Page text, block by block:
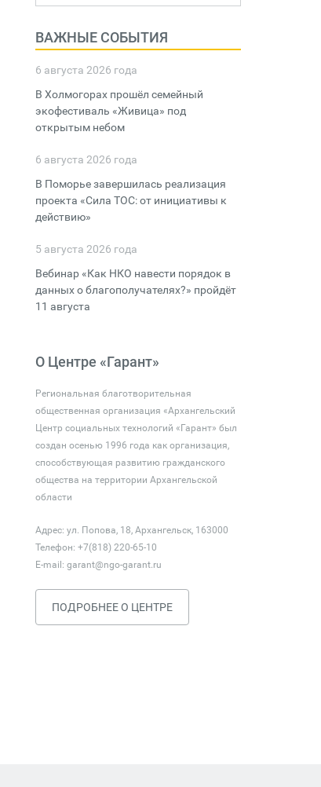
ВАЖНЫЕ СОБЫТИЯ
6 августа 2026 года
В Холмогорах прошёл семейный
экофестиваль «Живица» под
открытым небом
6 августа 2026 года
В Поморье завершилась реализация
проекта «Сила ТОС: от инициативы к
действию»
5 августа 2026 года
Вебинар «Как НКО навести порядок в
данных о благополучателях?» пройдёт
11 августа
О Центре «Гарант»
Региональная благотворительная
общественная организация «Архангельский
Центр социальных технологий «Гарант» был
создан осенью 1996 года как организация,
способствующая развитию гражданского
общества на территории Архангельской
области
Адрес: ул. Попова, 18, Архангельск, 163000
Телефон: +7(818) 220-65-10
E-mail: garant@ngo-garant.ru
ПОДРОБНЕЕ О ЦЕНТРЕ